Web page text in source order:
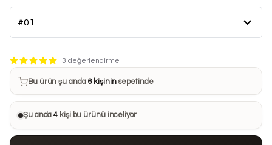
3 değerlendirme
Bu ürün şu anda 6 kişininsepetinde
Bu ürünü 28 kişi favorilerine ekledi
Bu ürün son 24 saatte124 kezgörüntülendi
Şu anda4 kişi bu ürünü inceliyor